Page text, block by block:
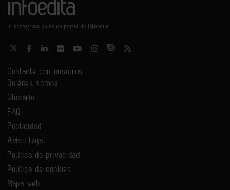
Infoconstrucción es un portal de Infoedita
Contacte con nosotros
Quiénes somos
Glosario
FAQ
Publicidad
Aviso legal
Política de privacidad
Política de cookies
Mapa web